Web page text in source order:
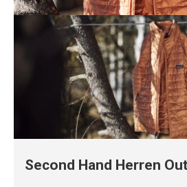
Second Hand Herren